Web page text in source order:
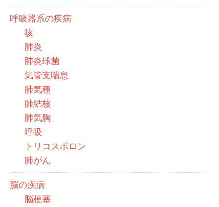
呼吸器系の疾病
咳
肺炎
肺炎球菌
気管支喘息
肺気種
肺結核
肺気胸
呼吸
トリコスポロン
肺がん
脳の疾病
脳梗塞